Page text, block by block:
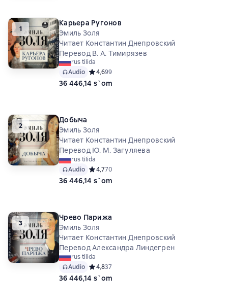
1
Карьера Ругонов
Эмиль Золя
Читает Константин Днепровский
Перевод В. А. Тимирязев
rus tilida
Audio Средний рейтинг 4,6 на основе 99 оценок
4,699
36 446,14 s`om
2
Добыча
Эмиль Золя
Читает Константин Днепровский
Перевод Ю. М. Загуляева
rus tilida
Audio Средний рейтинг 4,7 на основе 70 оценок
4,770
36 446,14 s`om
3
Чрево Парижа
Эмиль Золя
Читает Константин Днепровский
Перевод Александра Линдегрен
rus tilida
Audio Средний рейтинг 4,8 на основе 37 оценок
4,837
36 446,14 s`om